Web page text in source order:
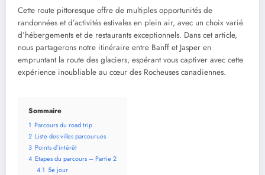
Cette route pittoresque offre de multiples opportunités de
randonnées et d’activités estivales en plein air, avec un choix varié
d’hébergements et de restaurants exceptionnels. Dans cet article,
nous partagerons notre itinéraire entre Banff et Jasper en
empruntant la route des glaciers, espérant vous captiver avec cette
expérience inoubliable au cœur des Rocheuses canadiennes.
Sommaire
1 Parcours du road trip
2 Liste des villes parcourues
3 Points d’intérêt
4 Etapes du parcours – Partie 2
4.1 5e jour